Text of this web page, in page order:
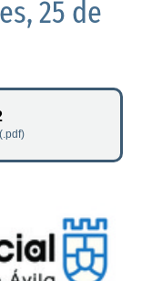
25 de